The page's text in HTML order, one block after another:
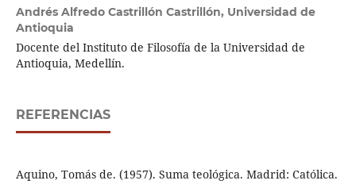
Andrés Alfredo Castrillón Castrillón, Universidad de
Antioquia
Docente del Instituto de Filosofía de la Universidad de
Antioquia, Medellín.
REFERENCIAS
Aquino, Tomás de. (1957). Suma teológica. Madrid: Católica.